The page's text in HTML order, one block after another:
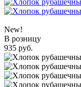
New!
В розницу
935 руб.